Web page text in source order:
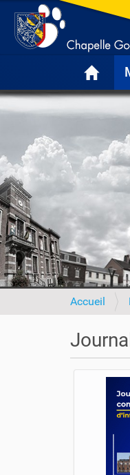
V
s
ê
Accueil